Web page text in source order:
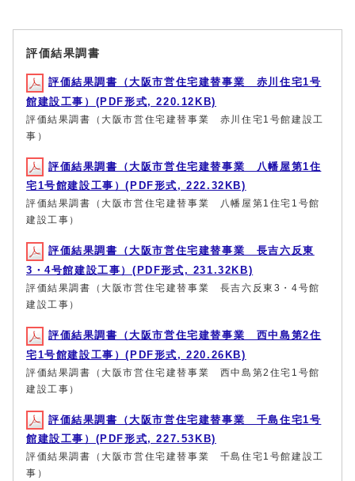
評価結果調書
評価結果調書（大阪市営住宅建替事業 赤川住宅1号
館建設工事）(PDF形式, 220.12KB)
評価結果調書（大阪市営住宅建替事業 赤川住宅1号館建設工
事）
評価結果調書（大阪市営住宅建替事業 八幡屋第1住
宅1号館建設工事）(PDF形式, 222.32KB)
評価結果調書（大阪市営住宅建替事業 八幡屋第1住宅1号館
建設工事）
評価結果調書（大阪市営住宅建替事業 長吉六反東
3・4号館建設工事）(PDF形式, 231.32KB)
評価結果調書（大阪市営住宅建替事業 長吉六反東3・4号館
建設工事）
評価結果調書（大阪市営住宅建替事業 西中島第2住
宅1号館建設工事）(PDF形式, 220.26KB)
評価結果調書（大阪市営住宅建替事業 西中島第2住宅1号館
建設工事）
評価結果調書（大阪市営住宅建替事業 千島住宅1号
館建設工事）(PDF形式, 227.53KB)
評価結果調書（大阪市営住宅建替事業 千島住宅1号館建設工
事）